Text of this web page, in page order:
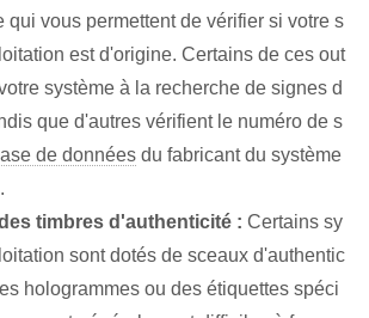
qui vous permettent de vérifier si votre s
est d'origine. Certains de ces out
système à la recherche de signes d
que d'autres vérifient le numéro de s
de données du fabricant du système
timbres d'authenticité : Certains sy
sont dotés de sceaux d'authentic
hologrammes ou des étiquettes spéci